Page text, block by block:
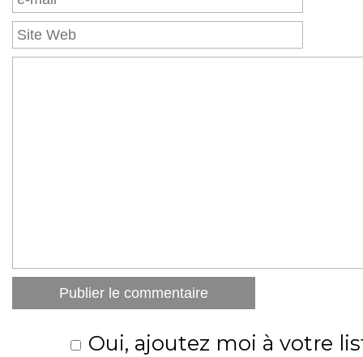
Oui, ajoutez moi à votre